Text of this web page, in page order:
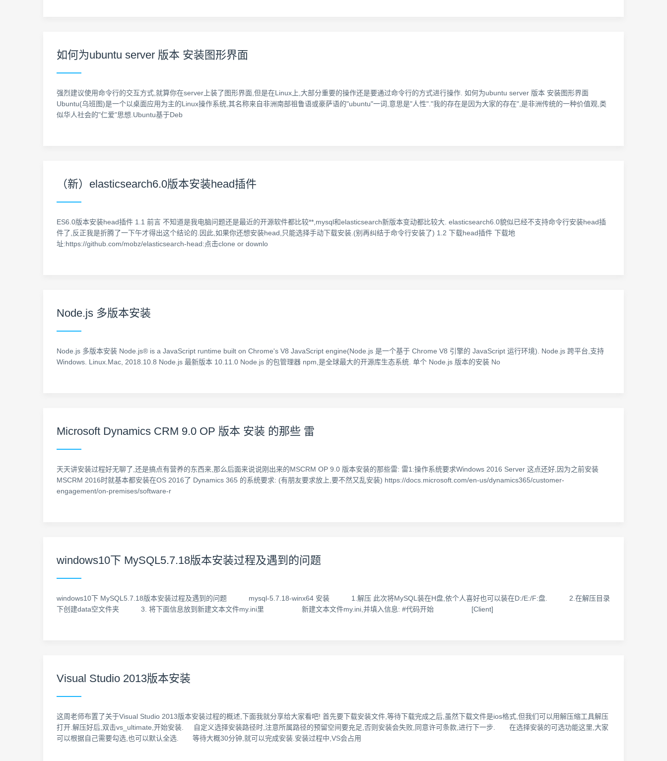
如何为ubuntu server 版本 安装图形界面
强烈建议使用命令行的交互方式,就算你在server上装了图形界面,但是在Linux上,大部分重要的操作还是要通过命令行的方式进行操作. 如何为ubuntu server 版本 安装图形界面
Ubuntu(乌班图)是一个以桌面应用为主的Linux操作系统,其名称来自非洲南部祖鲁语或豪萨语的"ubuntu"一词,意思是"人性"."我的存在是因为大家的存在",是非洲传统的一种价值观,类
似华人社会的"仁爱"思想.Ubuntu基于Deb
（新）elasticsearch6.0版本安装head插件
ES6.0版本安装head插件 1.1 前言 不知道是我电脑问题还是最近的开源软件都比较**,mysql和elasticsearch新版本变动都比较大. elasticsearch6.0貌似已经不支持命令行安装head插
件了,反正我是折腾了一下午才得出这个结论的.因此,如果你还想安装head,只能选择手动下载安装.(别再纠结于命令行安装了) 1.2 下载head插件 下载地
址:https://github.com/mobz/elasticsearch-head:点击clone or downlo
Node.js 多版本安装
Node.js 多版本安装 Node.js® is a JavaScript runtime built on Chrome's V8 JavaScript engine(Node.js 是一个基于 Chrome V8 引擎的 JavaScript 运行环境). Node.js 跨平台,支持
Windows. Linux.Mac, 2018.10.8 Node.js 最新版本 10.11.0 Node.js 的包管理器 npm,是全球最大的开源库生态系统. 单个 Node.js 版本的安装 No
Microsoft Dynamics CRM 9.0 OP 版本 安装 的那些 雷
天天讲安装过程好无聊了,还是搞点有营养的东西来,那么后面来说说刚出来的MSCRM OP 9.0 版本安装的那些雷: 雷1:操作系统要求Windows 2016 Server 这点还好,因为之前安装
MSCRM 2016时就基本都安装在OS 2016了 Dynamics 365 的系统要求: (有朋友要求放上,要不然又乱安装) https://docs.microsoft.com/en-us/dynamics365/customer-
engagement/on-premises/software-r
windows10下 MySQL5.7.18版本安装过程及遇到的问题
windows10下 MySQL5.7.18版本安装过程及遇到的问题 mysql-5.7.18-winx64 安装 1.解压 此次将MySQL装在H盘,依个人喜好也可以装在D:/E:/F:盘. 2.在解压目录
下创建data空文件夹 3. 将下面信息放到新建文本文件my.ini里 新建文本文件my.ini,并填入信息: #代码开始 [Client]
Visual Studio 2013版本安装
这周老师布置了关于Visual Studio 2013版本安装过程的概述,下面我就分享给大家看吧! 首先要下载安装文件,等待下载完成之后,虽然下载文件是ios格式,但我们可以用解压缩工具解压
打开.解压好后,双击vs_ultimate,开始安装. 自定义选择安装路径时,注意所属路径的预留空间要充足,否则安装会失败,同意许可条款,进行下一步. 在选择安装的可选功能这里,大家
可以根据自己需要勾选,也可以默认全选. 等待大概30分钟,就可以完成安装.安装过程中,VS会占用